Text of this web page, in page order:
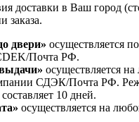
доставки в Ваш город
заказа.
двери» осуществляется
Почта РФ.
осуществляется
СДЭК/Почта РФ.
10 дней.
осуществляется на